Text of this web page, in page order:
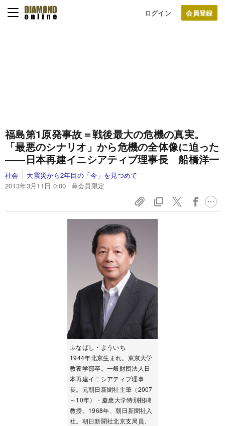
ログイン
福島第1原発事故＝戦後最大の危機の真実。
「最悪のシナリオ」から危機の全体像に迫った
――日本再建イニシアティブ理事長 船橋洋一
社会
大震災から2年目の「今」を見つめて
2013年3月11日 0:00
会員限定
ふなばし・よういち
1944年北京生まれ。東京大学
教養学部卒。一般財団法人日
本再建イニシアティブ理事
長。元朝日新聞社主筆（2007
～10年）・慶應大学特別招聘
教授。1968年、朝日新聞社入
社。朝日新聞社北京支局員、